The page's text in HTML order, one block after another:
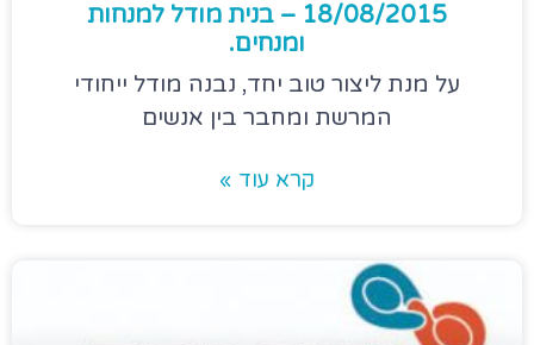
18/08/2015 – בנית מודל למנחות
ומנחים.
על מנת ליצור טוב יחד, נבנה מודל ייחודי
המרשת ומחבר בין אנשים
קרא עוד »